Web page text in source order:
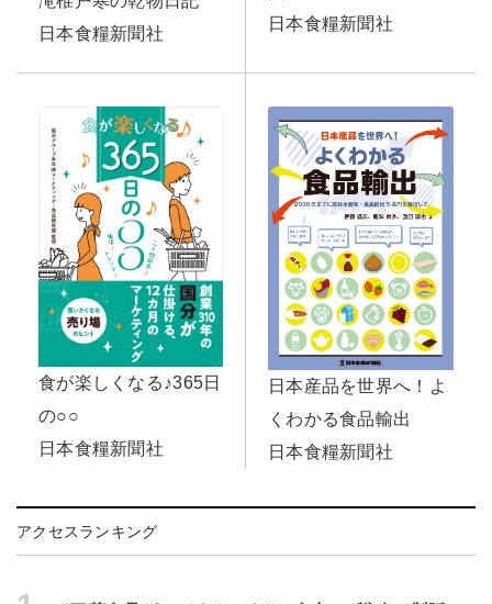
日本食糧新聞社
日本食糧新聞社
食が楽しくなる♪365日
の○○
日本食糧新聞社
日本産品を世界へ！よ
くわかる食品輸出
日本食糧新聞社
アクセスランキング